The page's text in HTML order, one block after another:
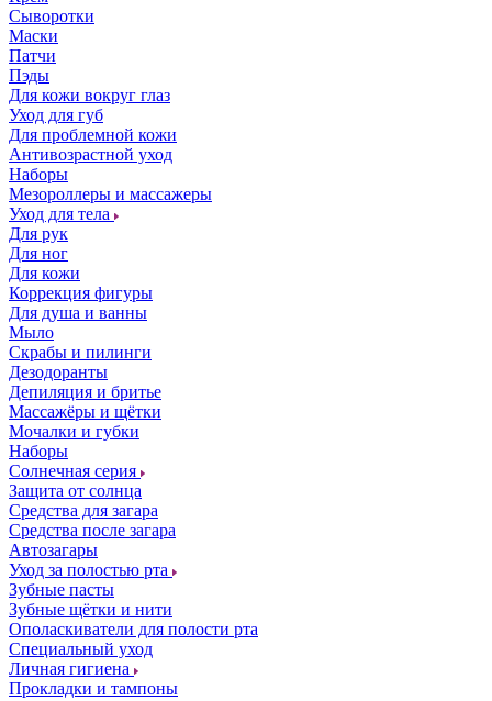
Сыворотки
Маски
Патчи
Пэды
Для кожи вокруг глаз
Уход для губ
Для проблемной кожи
Антивозрастной уход
Наборы
Мезороллеры и массажеры
Уход для тела
Для рук
Для ног
Для кожи
Коррекция фигуры
Для душа и ванны
Мыло
Скрабы и пилинги
Дезодоранты
Депиляция и бритье
Массажёры и щётки
Мочалки и губки
Наборы
Солнечная серия
Защита от солнца
Средства для загара
Средства после загара
Автозагары
Уход за полостью рта
Зубные пасты
Зубные щётки и нити
Ополаскиватели для полости рта
Специальный уход
Личная гигиена
Прокладки и тампоны